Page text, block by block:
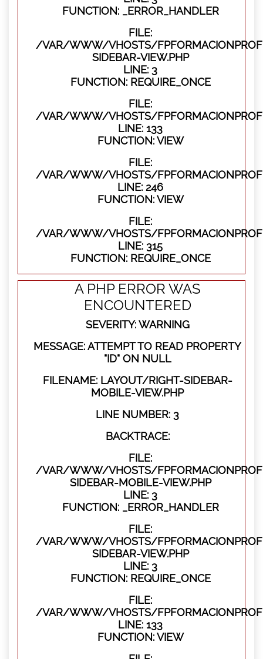
FUNCTION: _ERROR_HANDLER
FILE:
/VAR/WWW/VHOSTS/
SIDEBAR-VIEW.PHP
LINE: 3
FUNCTION: REQUIRE_ONCE
FILE:
/VAR/WWW/VHOSTS/
LINE: 133
FUNCTION: VIEW
FILE:
/VAR/WWW/VHOSTS/
LINE: 246
FUNCTION: VIEW
FILE:
/VAR/WWW/VHOSTS/
LINE: 315
FUNCTION: REQUIRE_ONCE
A PHP ERROR WAS
ENCOUNTERED
SEVERITY: WARNING
MESSAGE: ATTEMPT TO READ PROPERTY
"ID" ON NULL
FILENAME: LAYOUT/RIGHT-SIDEBAR-
MOBILE-VIEW.PHP
LINE NUMBER: 3
BACKTRACE:
FILE:
/VAR/WWW/VHOSTS/
SIDEBAR-MOBILE-VIEW.PHP
LINE: 3
FUNCTION: _ERROR_HANDLER
FILE:
/VAR/WWW/VHOSTS/
SIDEBAR-VIEW.PHP
LINE: 3
FUNCTION: REQUIRE_ONCE
FILE:
/VAR/WWW/VHOSTS/
LINE: 133
FUNCTION: VIEW